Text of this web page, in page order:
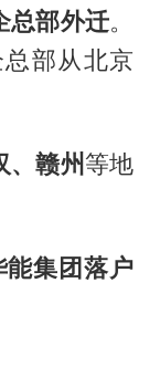
总部外迁。
部从北京
、赣州等地
集团落户